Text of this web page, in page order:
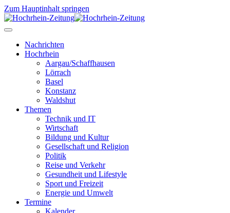
Zum Hauptinhalt springen
Nachrichten
Hochrhein
Aargau/Schaffhausen
Lörrach
Basel
Konstanz
Waldshut
Themen
Technik und IT
Wirtschaft
Bildung und Kultur
Gesellschaft und Religion
Politik
Reise und Verkehr
Gesundheit und Lifestyle
Sport und Freizeit
Energie und Umwelt
Termine
Kalender